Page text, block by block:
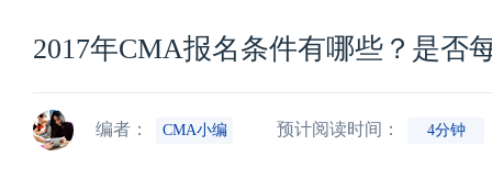
2017年CMA报名条件有哪些？是否
编者： CMA小编 预计阅读时间： 4分钟